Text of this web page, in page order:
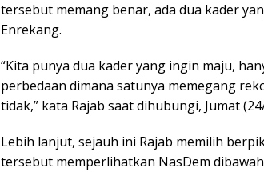
tersebut memang benar, ada dua kader
Enrekang.
“Kita punya dua kader yang ingin maju,
perbedaan dimana satunya memegang
tidak,” kata Rajab saat dihubungi, Jumat
Lebih lanjut, sejauh ini Rajab memilih
tersebut memperlihatkan NasDem